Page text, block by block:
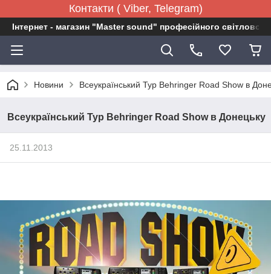
Контакти ( Viber, Telegram)
Інтернет - магазин "Master sound" професійного
Новини Всеукраїнський Тур Behringer Road Show в
Всеукраїнський Тур Behringer Road Show в Донецьку
25.11.2013